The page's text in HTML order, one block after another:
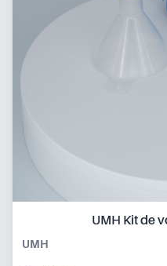
UMH Kit de
UMH